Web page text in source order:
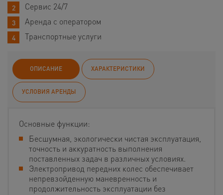
Сервис 24/7
Аренда с оператором
Транспортные услуги
ОПИСАНИЕ ХАРАКТЕРИСТИКИ
УСЛОВИЯ АРЕНДЫ
Основные функции:
Бесшумная, экологически чистая эксплуатация,
точность и аккуратность выполнения
поставленных задач в различных условиях.
Электропривод передних колес обеспечивает
непревзойденную маневренность и
продолжительность эксплуатации без